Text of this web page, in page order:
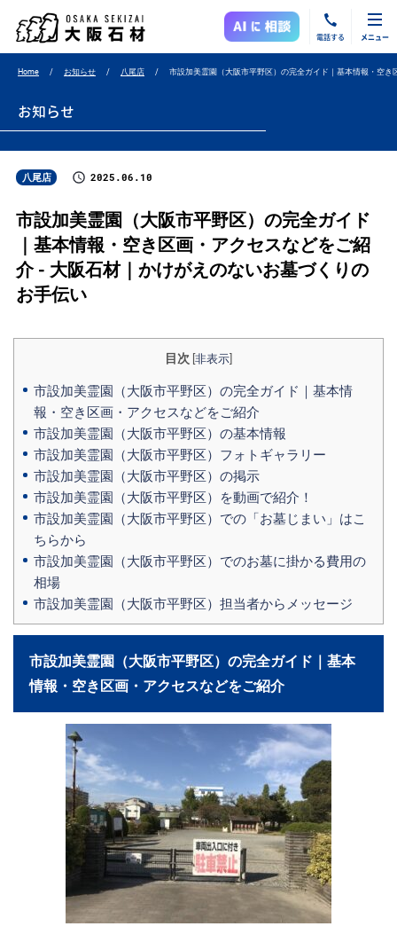
電話する メニュー
Home お知らせ 八尾店 市設加美霊園（大阪市平野区）の完全ガイド｜基本情報・空き
お知らせ
八尾店 2025.06.10
市設加美霊園（大阪市平野区）の完全ガイド
｜基本情報・空き区画・アクセスなどをご紹
介 - 大阪石材｜かけがえのないお墓づくりの
お手伝い
目次 非表示
市設加美霊園（大阪市平野区）の完全ガイド｜基本情
報・空き区画・アクセスなどをご紹介
市設加美霊園（大阪市平野区）の基本情報
市設加美霊園（大阪市平野区）フォトギャラリー
市設加美霊園（大阪市平野区）の掲示
市設加美霊園（大阪市平野区）を動画で紹介！
市設加美霊園（大阪市平野区）での「お墓じまい」はこ
ちらから
市設加美霊園（大阪市平野区）でのお墓に掛かる費用の
相場
市設加美霊園（大阪市平野区）担当者からメッセージ
市設加美霊園（大阪市平野区）の完全ガイド｜基本
情報・空き区画・アクセスなどをご紹介